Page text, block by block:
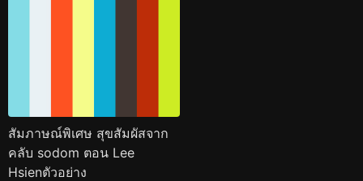
สัมภาษณ์พิเศษ สุขสัมผัสจาก
คลับ sodom ตอน Lee
Hsienตัวอย่าง